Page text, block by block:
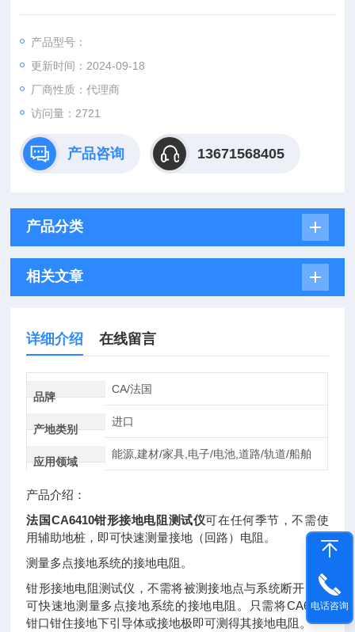
产品编号：P01122011
产品型号：
更新时间：2024-09-18
厂商性质：代理商
访问量：2721
产品咨询 13671568405
产品分类
相关文章
详细介绍 在线留言
品牌
CA/法国
产地类别
进口
应用领域
能源,建材/家具,电子/电池,道路/轨道/船舶
产品介绍：
法国CA6410钳形接地电阻测试仪可在任何季节，不需使
用辅助地桩，即可快速测量接地（回路）电阻。
测量多点接地系统的接地电阻。
钳形接地电阻测试仪，不需将被测接地点与系统断开，即
可快速地测量多点接地系统的接地电阻。只需将CA6410
钳口钳住接地下引导体或接地极即可测得其接地电阻。
电话咨询